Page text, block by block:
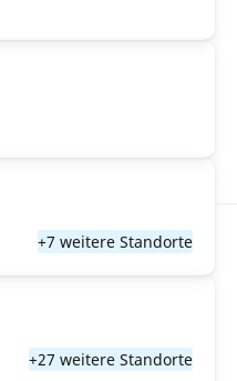
+7 weitere Standorte
+27 weitere Standorte